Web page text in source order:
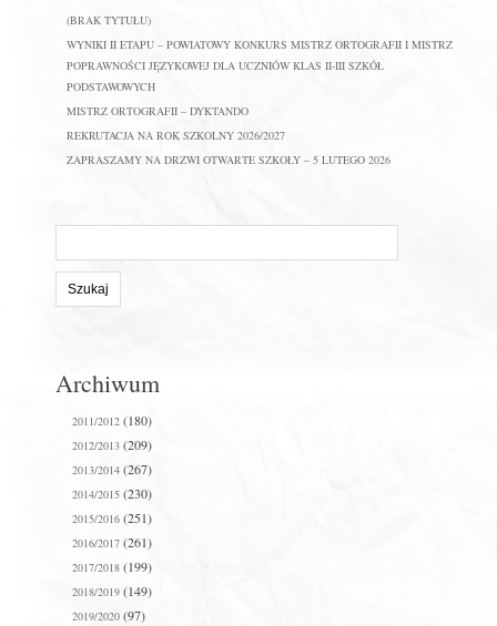
(BRAK TYTUŁU)
WYNIKI II ETAPU – POWIATOWY KONKURS MISTRZ ORTOGRAFII I MISTRZ
POPRAWNOŚCI JĘZYKOWEJ DLA UCZNIÓW KLAS II-III SZKÓŁ
PODSTAWOWYCH
MISTRZ ORTOGRAFII – DYKTANDO
REKRUTACJA NA ROK SZKOLNY 2026/2027
ZAPRASZAMY NA DRZWI OTWARTE SZKOŁY – 5 LUTEGO 2026
stronie:
Archiwum
2011/2012(180)
2012/2013(209)
2013/2014(267)
2014/2015(230)
2015/2016(251)
2016/2017(261)
2017/2018(199)
2018/2019(149)
2019/2020(97)